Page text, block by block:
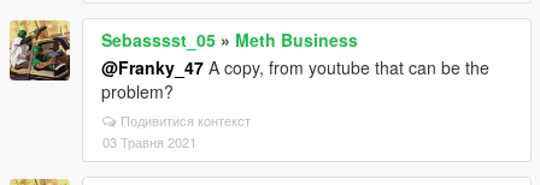
Sebasssst_05 » Meth Business
@Franky_47 A copy, from youtube that can be the
problem?
Подивитися контекст
03 Травня 2021